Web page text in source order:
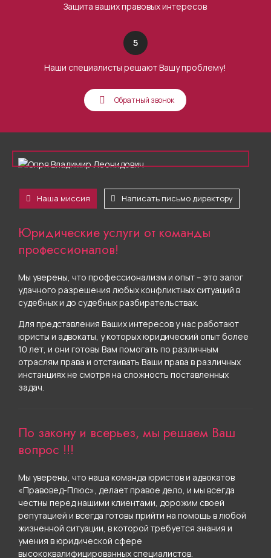
Защита ваших правовых интересов
5
Наши специалисты решают Вашу проблему!
Обратный звонок
Наша миссия Написать письмо директору
Юридические услуги от команды
профессионалов!
Мы уверены, что профессионализм и опыт – это залог
удачного разрешения любых конфликтных ситуаций в
судебных и до судебных разбирательствах.
Для представления Ваших интересов у нас работают
юристы и адвокаты, у которых юридический опыт более
10 лет, и они готовы Вам помогать по различным
отраслям права и отстаивать Ваши права в различных
инстанциях не смотря на сложность поставленных
задач.
По закону и всерьез, мы решаем Ваш
вопрос !!!
Мы уверены, что наша команда юристов и адвокатов
«Правовед-Плюс», делает правое дело, и мы всегда
честны перед нашими клиентами, дорожим своей
репутацией и всегда готовы прийти на помощь в любой
жизненной ситуации, в которой требуется знания и
умения в юридической сфере
высококвалифицированных специалистов.